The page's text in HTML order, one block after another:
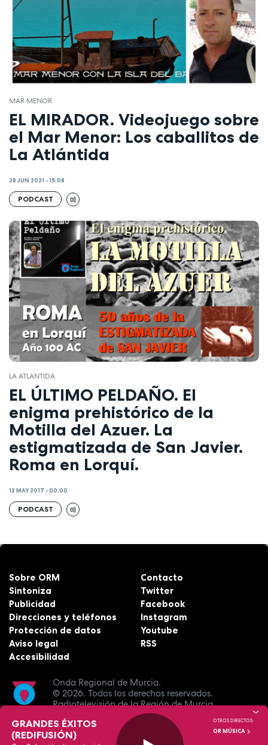
MAR MENOR
EL MIRADOR. Videojuego sobre
el Mar Menor: Los caballitos de
La Atlántida
28 JUN 2021 - 15:08
PODCAST
LA ATLANTIDA
EL ÚLTIMO PELDAÑO. El
enigma prehistórico de la
Motilla del Azuer. La
estigmatizada de San Javier.
Roma en Lorquí.
12 MAY 2017 - 00:00
PODCAST
Onda Regional de Murcia.
© 2026. Todos los derechos reservados.
Radiotelevisión de la Región de Murcia.
Sobre ORM
Sintoniza
Publicidad
Direcciones y teléfonos
Protección de datos
Aviso legal
Accesibilidad
Contacto
Twitter
Facebook
Instagram
Youtube
RSS
GRANDES ÉXITOS
(REDIFUSIÓN)
OTROS DIRECTOS:
OR MÚSICA